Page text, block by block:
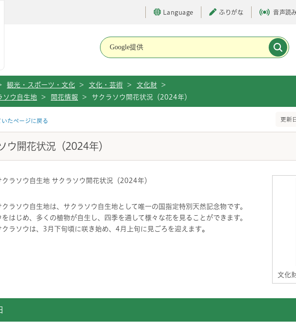
Language ふりがな 音声読
観光・スポーツ・文化 > 文化・芸術 > 文化財
>
ソウ自生地
> 開花情報 > サクラソウ開花状況（2024年）
たページに戻る 更新
ウ開花状況（2024年）
文化
クラソウ自生地 サクラソウ開花状況（2024年）
クラソウ自生地は、サクラソウ自生地として唯一の国指定特別天然記念物です。
をはじめ、多くの植物が自生し、四季を通して様々な花を見ることができます。
クラソウは、3月下旬頃に咲き始め、4月上旬に見ごろを迎えます。